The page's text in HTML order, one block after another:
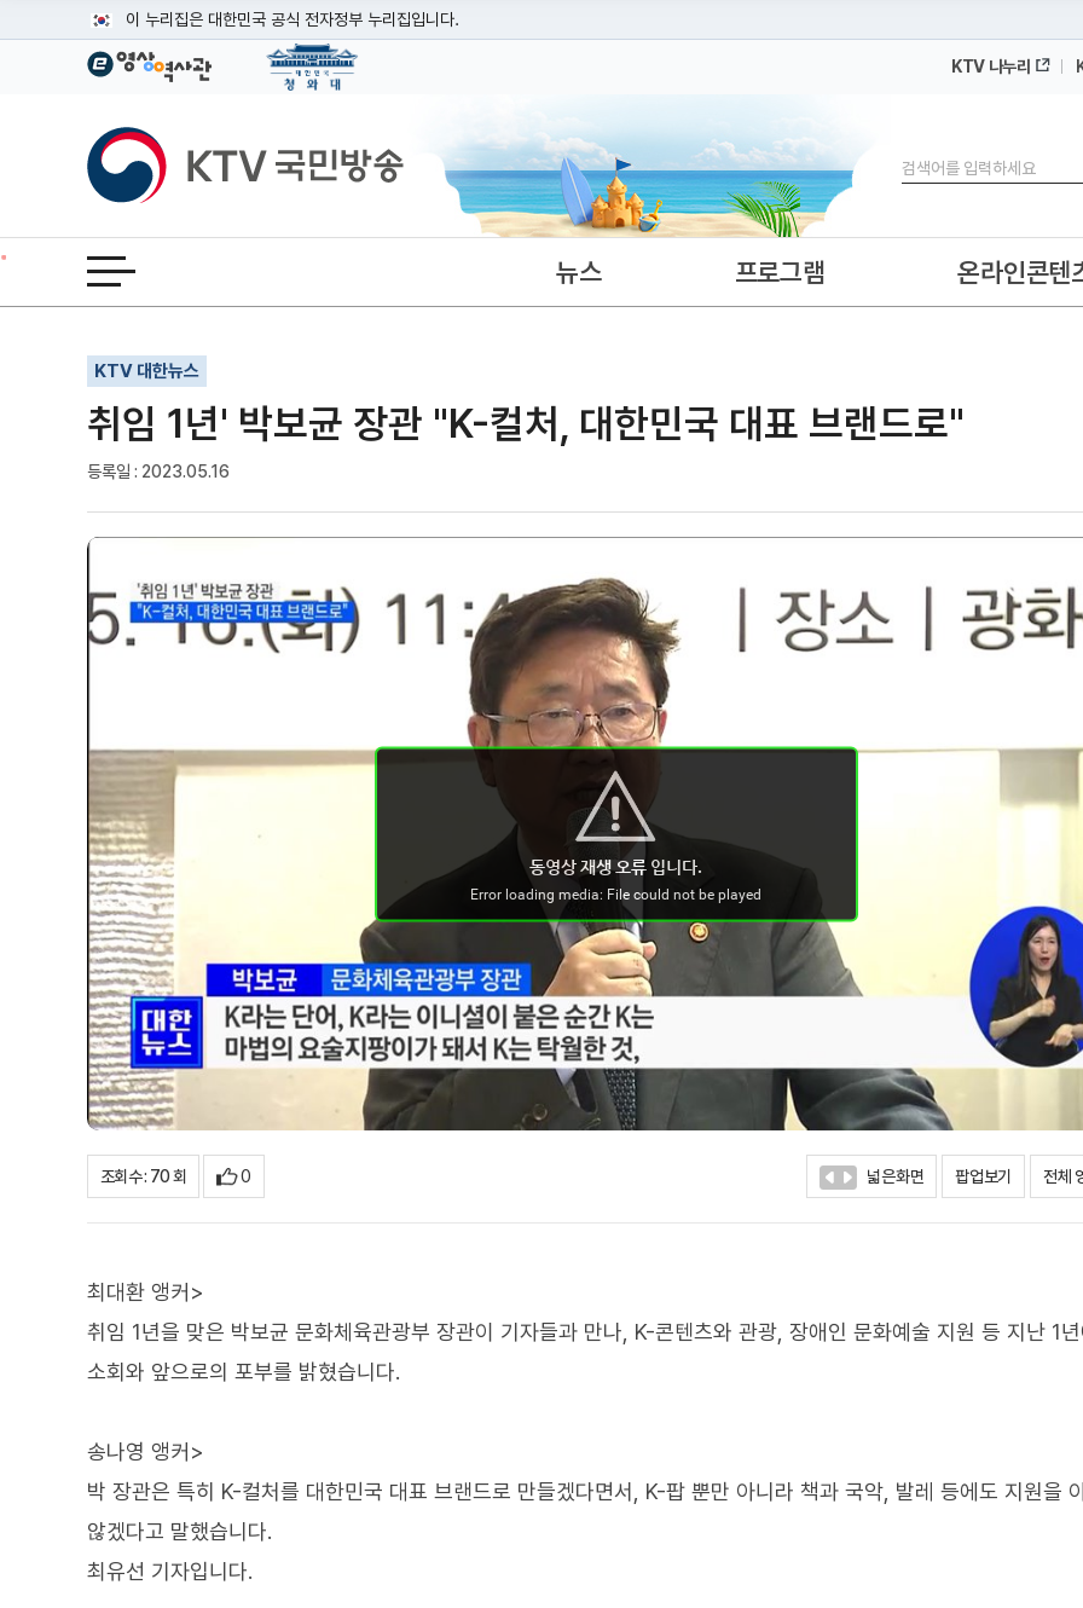
이 누리집은 대한민국 공식 전자정부 누리집입니다.
공식 누리집 주소 확인하기
이밖에 or.kr 또는 .kr등 다른 도메인 주소를 사용하고 있다면 아래 URL에서 도메인 주소를 확인해 보세요
운영중인 공식 누리집보기
KTV 나누리
KTV국민방송
검색
전체메뉴 열기 뉴스 프로그램 온라인콘텐
KTV 대한뉴스
취임 1년' 박보균 장관 "K-컬처, 대한민국 대표 브랜드로"
등록일 : 2023.05.16
기사인쇄
글자확대
글자축소
조회수 : 70 회 0 넓은화면 팝업보기 전체
최대환 앵커>
취임 1년을 맞은 박보균 문화체육관광부 장관이 기자들과 만나, K-콘텐츠와 관광, 장애인 문화예술 지원 등 지난 1
소회와 앞으로의 포부를 밝혔습니다.
송나영 앵커>
박 장관은 특히 K-컬처를 대한민국 대표 브랜드로 만들겠다면서, K-팝 뿐만 아니라 책과 국악, 발레 등에도 지원을
않겠다고 말했습니다.
최유선 기자입니다.